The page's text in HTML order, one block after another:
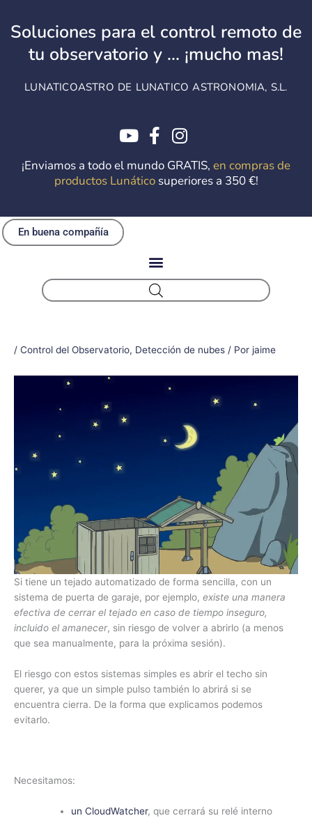
contenido
Soluciones para el control remoto de
tu observatorio y ... ¡mucho mas!
LUNATICOASTRO DE LUNATICO ASTRONOMIA, S.L.
¡Enviamos a todo el mundo GRATIS, en compras de
productos Lunáticosuperiores a 350 €!
En buena compañía
/ Control del Observatorio, Detección de nubes / Por jaime
Si tiene un tejado automatizado de forma sencilla, con un
sistema de puerta de garaje, por ejemplo, existe una manera
efectiva de cerrar el tejado en caso de tiempo inseguro,
incluido el amanecer, sin riesgo de volver a abrirlo (a menos
que sea manualmente, para la próxima sesión).
El riesgo con estos sistemas simples es abrir el techo sin
querer, ya que un simple pulso también lo abrirá si se
encuentra cierra. De la forma que explicamos podemos
evitarlo.
Necesitamos:
un CloudWatcher, que cerrará su relé interno